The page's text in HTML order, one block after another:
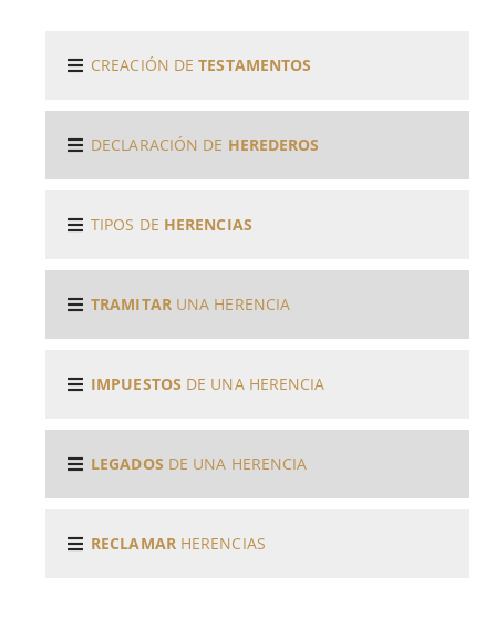
2019)
DESHEREDACIÓN EN TESTAMENTO · (15-05-
PARTICIÓN JUDICIAL DE UNA HERENCIA · (08-05-
2019)
2019)
CAMBIAR UN TESTAMENTO · (23-04-2019)
HERENCIAS SEVILLA. · (20-04-2019)
CREACIÓN DETESTAMENTOS
DECLARACIÓN DE HEREDEROS
TIPOS DE HERENCIAS
TRAMITARUNA HERENCIA
IMPUESTOS DE UNA HERENCIA
LEGADOS DE UNA HERENCIA
RECLAMARHERENCIAS